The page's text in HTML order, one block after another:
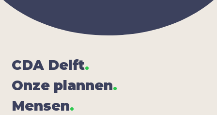
CDA Delft.
Onze plan­nen.
Men­sen.